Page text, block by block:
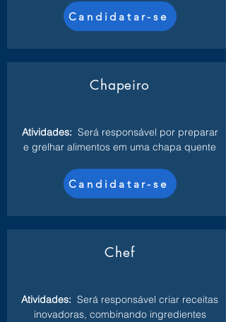
Candidatar-se
Chapeiro
Atividades: Será responsável por preparar
e grelhar alimentos em uma chapa quente
Candidatar-se
Chef
Atividades: Será responsável criar receitas
inovadoras, combinando ingredientes